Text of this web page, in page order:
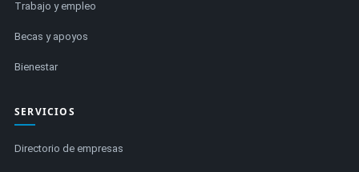
Trabajo y empleo
Becas y apoyos
Bienestar
SERVICIOS
Directorio de empresas